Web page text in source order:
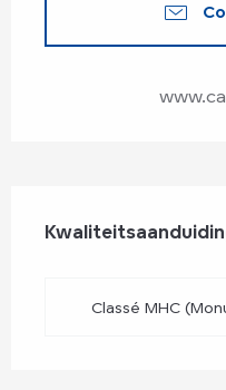
Classé MHC